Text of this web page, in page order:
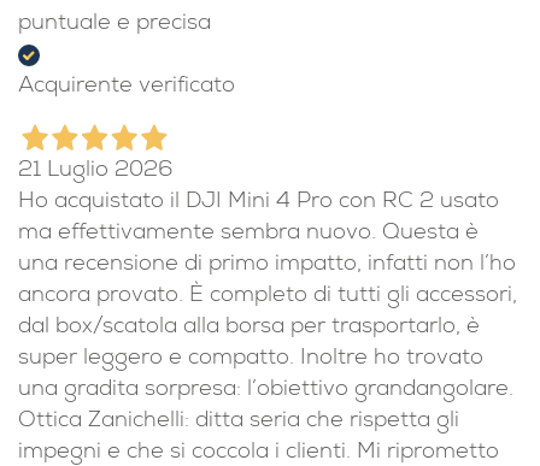
puntuale e precisa
Acquirente verificato
21 Luglio 2026
Ho acquistato il DJI Mini 4 Pro con RC 2 usato
ma effettivamente sembra nuovo. Questa è
una recensione di primo impatto, infatti non l’ho
ancora provato. È completo di tutti gli accessori,
dal box/scatola alla borsa per trasportarlo, è
super leggero e compatto. Inoltre ho trovato
una gradita sorpresa: l’obiettivo grandangolare.
Ottica Zanichelli: ditta seria che rispetta gli
impegni e che si coccola i clienti. Mi riprometto